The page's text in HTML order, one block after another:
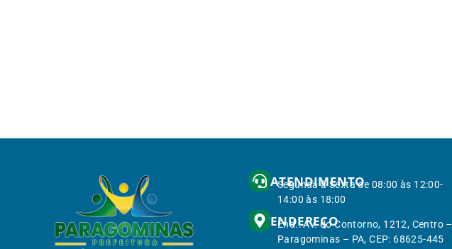
ATENDIMENTO
Segunda à Sexta de 08:00 às 12:00-
14:00 às 18:00
ENDEREÇO
End.: Av. do Contorno, 1212, Centro –
Paragominas – PA, CEP: 68625-445